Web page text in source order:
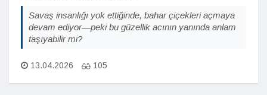
Savaş insanlığı yok ettiğinde, bahar çiçekleri açmaya
devam ediyor—peki bu güzellik acının yanında anlam
taşıyabilir mi?
13.04.2026 105